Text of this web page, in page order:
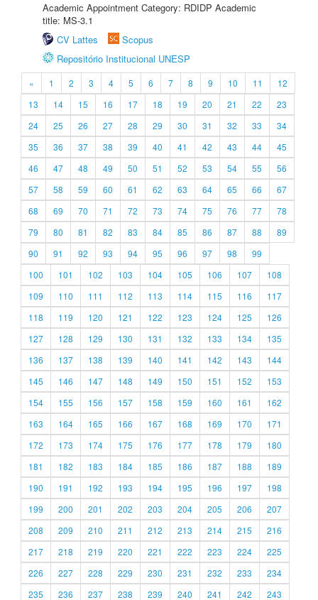
Academic Appointment Category: RDIDP Academic
title: MS-3.1
CV Lattes
Scopus
Repositório Institucional UNESP
« 1 2 3 4 5 6 7 8 9 10 11
12
13
14 15 16 17 18 19 20 21 22
23
24
25 26 27 28 29 30 31 32 33
34
35
36 37 38 39 40 41 42 43 44
45
46
47 48 49 50 51 52 53 54 55
56
57
58 59 60 61 62 63 64 65 66
67
68
69 70 71 72 73 74 75 76 77
78
79
80 81 82 83 84 85 86 87 88
89
90
91 92 93 94 95 96 97 98
99
100
101 102 103 104 105 106 107
108
109
110 111 112 113 114 115 116
117
118
119 120 121 122 123 124 125
126
127
128 129 130 131 132 133 134
135
136
137 138 139 140 141 142 143
144
145
146 147 148 149 150 151 152
153
154
155 156 157 158 159 160 161
162
163
164 165 166 167 168 169 170
171
172
173 174 175 176 177 178 179
180
181
182 183 184 185 186 187 188
189
190
191 192 193 194 195 196 197
198
199
200 201 202 203 204 205 206
207
208
209 210 211 212 213 214 215
216
217
218 219 220 221 222 223 224
225
226
227 228 229 230 231 232 233
234
235
236 237 238 239 240 241 242 243